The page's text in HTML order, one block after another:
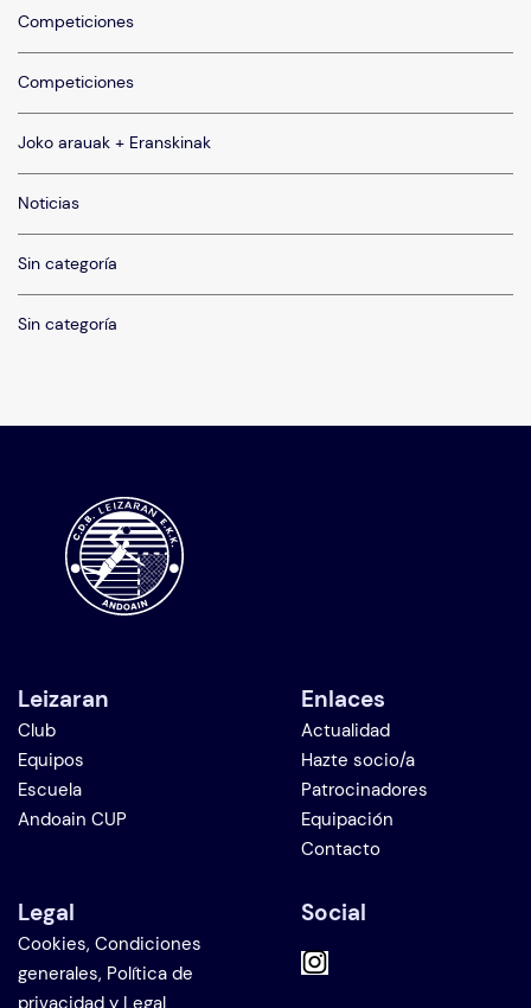
Competiciones
Competiciones
Joko arauak + Eranskinak
Noticias
Sin categoría
Sin categoría
Leizaran
Club
Equipos
Escuela
Andoain CUP
Enlaces
Actualidad
Hazte socio/a
Patrocinadores
Equipación
Contacto
Legal
Cookies, Condiciones
generales, Política de
Social